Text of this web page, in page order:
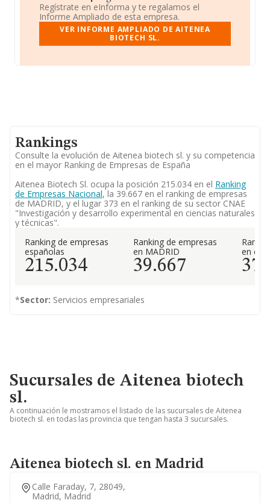
Regístrate en eInforma y te regalamos el
Informe Ampliado de esta empresa.
VER INFORME AMPLIADO DE AITENEA
BIOTECH SL.
Rankings
Consulte la evolución de Aitenea biotech sl. y su competencia
en el mayor Ranking de Empresas de España
Aitenea Biotech Sl. ocupa la posición 215.034 en el Ranking
de Empresas Nacional, la 39.667 en el ranking de empresas
de MADRID, y el lugar 373 en el ranking de su sector CNAE
"Investigación y desarrollo experimental en ciencias naturales
y técnicas".
Ranking de empresas
españolas
215.034
Ranking de empresas
en MADRID
39.667
en el
373
*Sector: Servicios empresariales
Sucursales de Aitenea biotech
sl.
A continuación le mostramos el listado de las sucursales de Aitenea
biotech sl. en todas las provincia que tengan hasta 3 sucursales.
Aitenea biotech sl. en Madrid
Calle Faraday, 7, 28049,
Madrid, Madrid